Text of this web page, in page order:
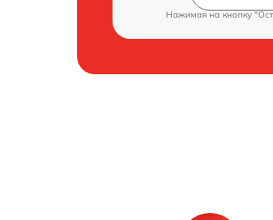
Нажимая на кнопку